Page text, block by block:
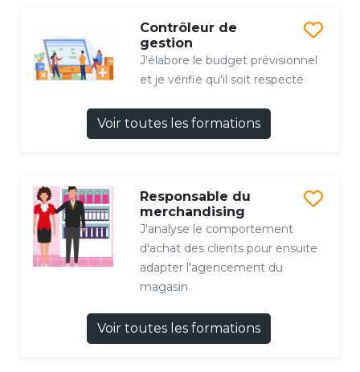
Contrôleur de
gestion
J'élabore le budget prévisionnel
et je vérifie qu'il soit respecté
Voir toutes les formations
Responsable du
merchandising
J'analyse le comportement
d'achat des clients pour ensuite
adapter l'agencement du
magasin
Voir toutes les formations